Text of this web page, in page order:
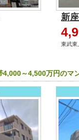
新
東武東
4,000～4,500万円のマ